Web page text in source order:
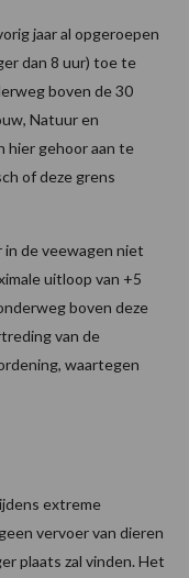
jaar al opgeroepen
dan 8 uur) toe te
boven de 30
Natuur en
hier gehoor aan te
of deze grens
de veewagen niet
uitloop van +5
boven deze
van de
waartegen
extreme
vervoer van dieren
plaats zal vinden. Het